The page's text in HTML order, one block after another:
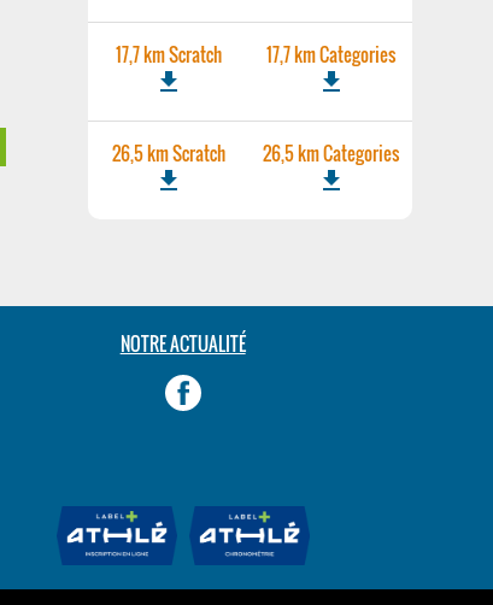
17,7 km Scratch
file_download
17,7 km Categories
file_download
26,5 km Scratch
file_download
26,5 km Categories
file_download
NOTRE ACTUALITÉ